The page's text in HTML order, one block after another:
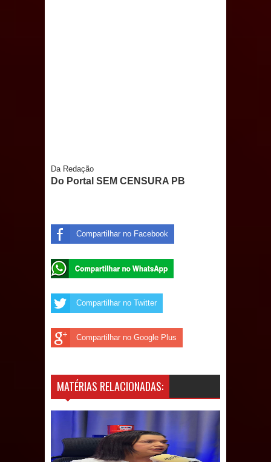
serviços do SUS
Ribeiro e prática repudiável revolta
população
Rosângela e afirma que
parcelamentos são referentes a
débitos históricos
INCLUSÃO: Prefeitura de Sapé abre
inscrições para Programa CNH
Da Redação
Do Portal SEM CENSURA PB
Compartilhar no Facebook
Compartilhar no Twitter
Compartilhar no Google Plus
MATÉRIAS RELACIONADAS: